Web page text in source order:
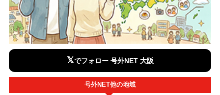
𝕏でフォロー 号外NET 大阪
号外NET他の地域